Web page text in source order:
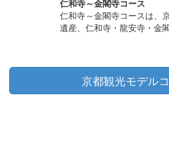
仁和寺～金閣寺コース
仁和寺～金閣寺コースは、
遺産、仁和寺・龍安寺・金
京都観光モデル